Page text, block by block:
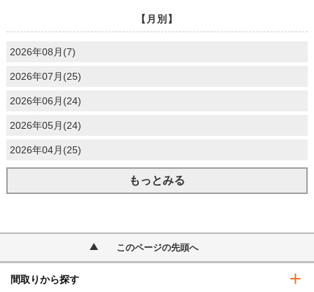
【月別】
2026年08月(7)
2026年07月(25)
2026年06月(24)
2026年05月(24)
2026年04月(25)
もっとみる
このページの先頭へ
間取りから探す